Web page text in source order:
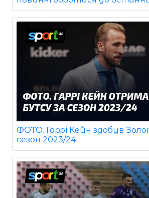
ФОТО. Гаррі Кейн здобув
сезон 2023/24